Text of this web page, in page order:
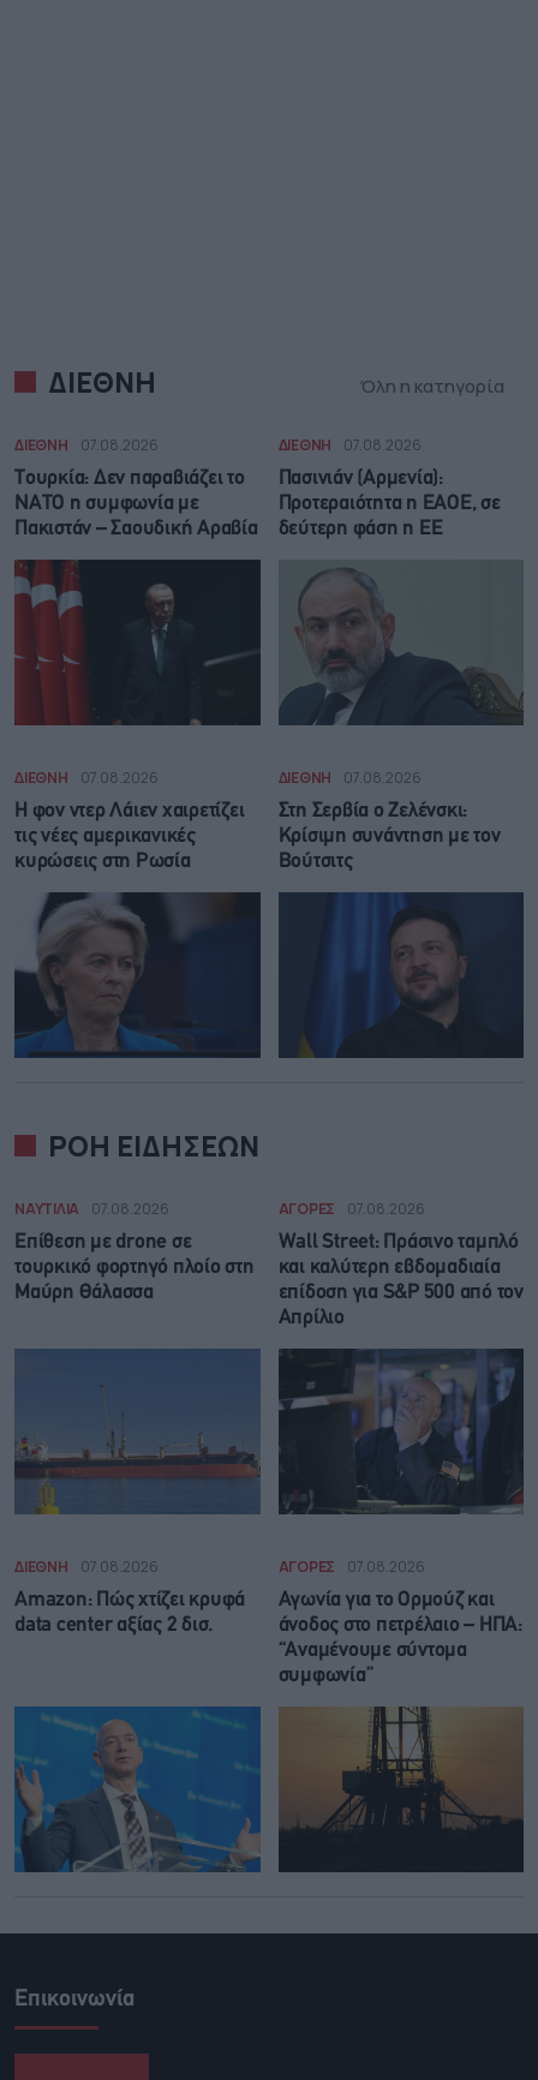
ΔΙΕΘΝΗ Όλη η κατηγορία
ΔΙΕΘΝΗ 07.08.2026
Τουρκία: Δεν παραβιάζει το
ΝΑΤΟ η συμφωνία με
Πακιστάν – Σαουδική Αραβία
ΔΙΕΘΝΗ 07.08.2026
Πασινιάν (Αρμενία):
Προτεραιότητα η ΕΑΟΕ, σε
δεύτερη φάση η ΕΕ
ΔΙΕΘΝΗ 07.08.2026
Η φον ντερ Λάιεν χαιρετίζει
τις νέες αμερικανικές
κυρώσεις στη Ρωσία
ΔΙΕΘΝΗ 07.08.2026
Στη Σερβία ο Ζελένσκι:
Κρίσιμη συνάντηση με τον
Βούτσιτς
ΡΟΗ ΕΙΔΗΣΕΩΝ
ΝΑΥΤΙΛΙΑ 07.08.2026
Επίθεση με drone σε
τουρκικό φορτηγό πλοίο στη
Μαύρη Θάλασσα
ΑΓΟΡΕΣ 07.08.2026
Wall Street: Πράσινο ταμπλό
και καλύτερη εβδομαδιαία
επίδοση για S&P 500 από τον
Απρίλιο
ΔΙΕΘΝΗ 07.08.2026
Amazon: Πώς χτίζει κρυφά
data center αξίας 2 δισ.
ΑΓΟΡΕΣ 07.08.2026
Αγωνία για το Ορμούζ και
άνοδος στο πετρέλαιο – ΗΠΑ:
“Αναμένουμε σύντομα
συμφωνία”
Επικοινωνία